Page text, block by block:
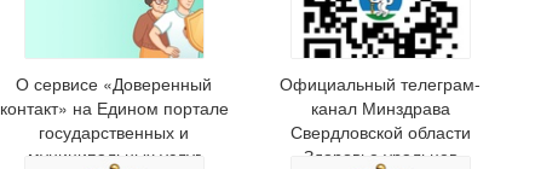
О сервисе «Доверенный
контакт» на Едином портале
государственных и
муниципальных услуг
Официальный телеграм-
канал Минздрава
Свердловской области
«Здоровье уральцев»